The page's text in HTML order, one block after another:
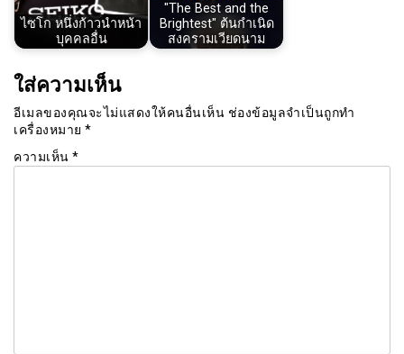
ไซโก หนึ่งก้าวนำหน้า
บุคคลอื่น
"The Best and the
Brightest" ต้นกำเนิด
สงครามเวียดนาม
ใส่ความเห็น
อีเมลของคุณจะไม่แสดงให้คนอื่นเห็น ช่องข้อมูลจำเป็นถูกทำ
เครื่องหมาย *
ความเห็น *